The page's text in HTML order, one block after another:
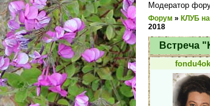
Модератор
Форум » КЛУБ
2018
Встреча
fondu4ok